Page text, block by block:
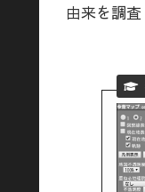
由来を調